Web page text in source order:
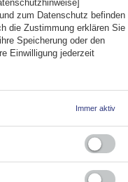
zum Datenschutz befinden
die Zustimmung erklären Sie
Speicherung oder den
Einwilligung jederzeit
Immer aktiv